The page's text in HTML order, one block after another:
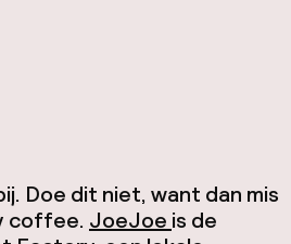
Doe dit niet, want dan mis
coffee. JoeJoe is de